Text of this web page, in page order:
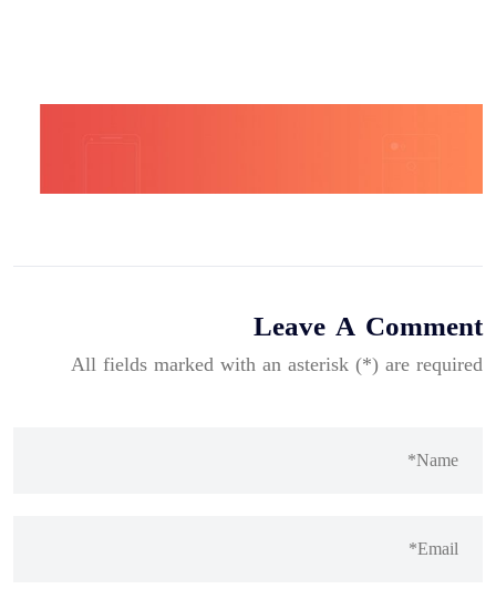
Leave A Comment
All fields marked with an asterisk (*) are required